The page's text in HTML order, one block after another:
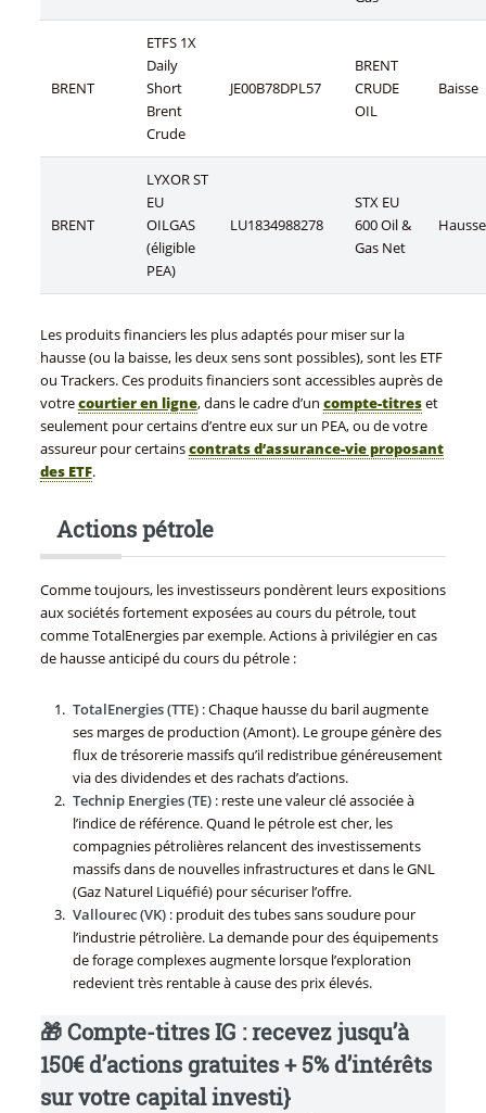
BRENT
ETFS 1X
Daily
Short
Brent
Crude
JE00B78DPL57
BRENT
CRUDE
OIL
Baisse
BRENT
LYXOR ST
EU
OILGAS
(éligible
PEA)
LU1834988278
STX EU
600 Oil &
Gas Net
Hausse
Les produits financiers les plus adaptés pour miser sur la
hausse (ou la baisse, les deux sens sont possibles), sont les ETF
ou Trackers. Ces produits financiers sont accessibles auprès de
votrecourtier en ligne, dans le cadre d’un compte-titreset
seulement pour certains d’entre eux sur un PEA, ou de votre
assureur pour certainscontrats d’assurance-vie proposant
des ETF.
Actions pétrole
Comme toujours, les investisseurs pondèrent leurs expositions
aux sociétés fortement exposées au cours du pétrole, tout
comme TotalEnergies par exemple. Actions à privilégier en cas
de hausse anticipé du cours du pétrole :
TotalEnergies (TTE): Chaque hausse du baril augmente
ses marges de production (Amont). Le groupe génère des
flux de trésorerie massifs qu’il redistribue généreusement
via des dividendes et des rachats d’actions.
Technip Energies (TE): reste une valeur clé associée à
l’indice de référence. Quand le pétrole est cher, les
compagnies pétrolières relancent des investissements
massifs dans de nouvelles infrastructures et dans le GNL
(Gaz Naturel Liquéfié) pour sécuriser l’offre.
Vallourec (VK): produit des tubes sans soudure pour
l’industrie pétrolière. La demande pour des équipements
de forage complexes augmente lorsque l’exploration
redevient très rentable à cause des prix élevés.
🎁 Compte-titres IG : recevez jusqu’à
150€ d’actions gratuites + 5% d’intérêts
sur votre capital investi}